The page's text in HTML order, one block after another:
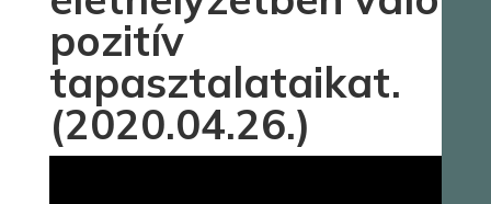
pozitív
tapasztalataikat.
(2020.04.26.)